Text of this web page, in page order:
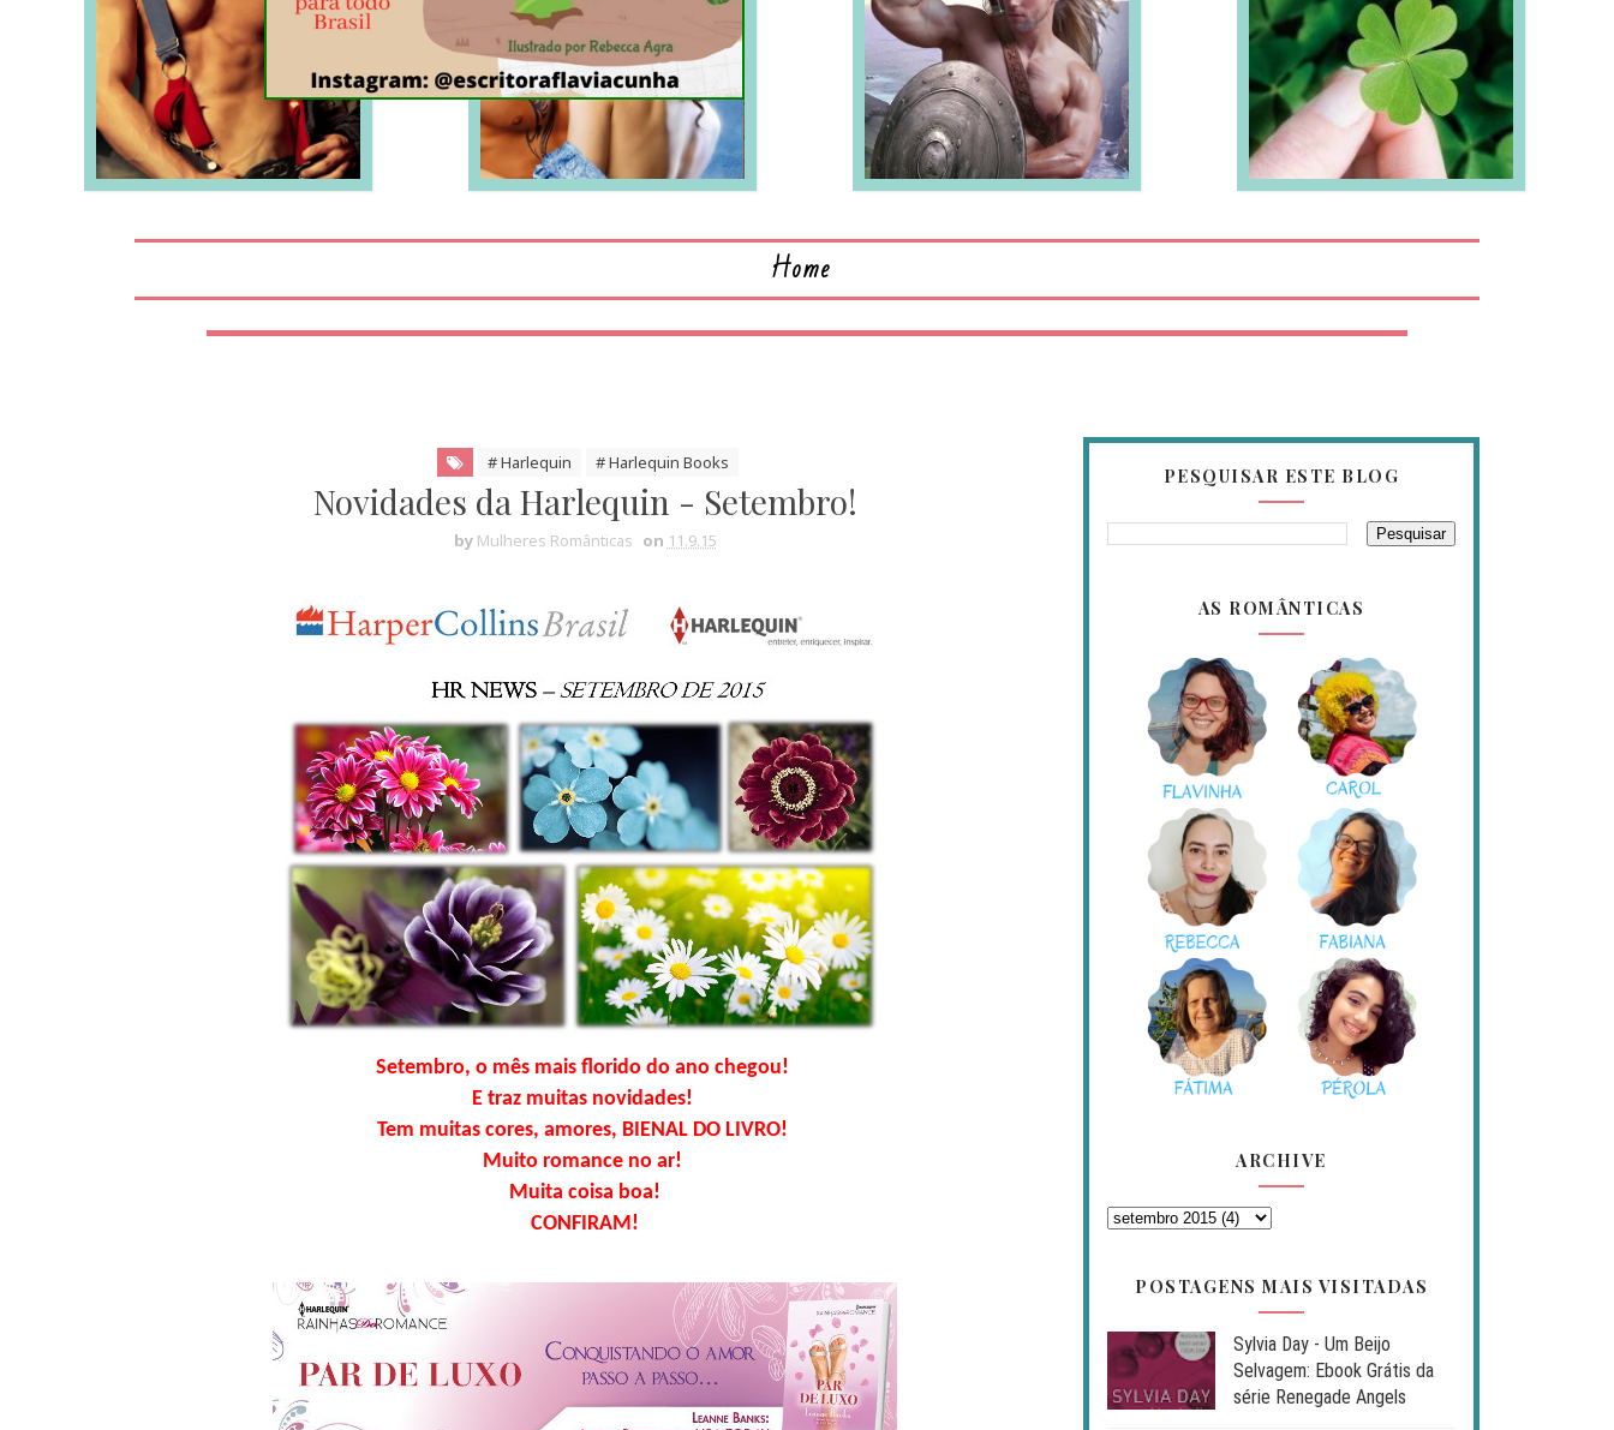
LEIA MAIS LEIA MAIS
Home
# Harlequin # Harlequin Books
Novidades da Harlequin - Setembro!
by Mulheres Românticas on 11.9.15
Setembro, o mês mais florido do ano chegou!
E traz muitas novidades!
Tem muitas cores, amores, BIENAL DO LIVRO!
Muito romance no ar!
Muita coisa boa!
CONFIRAM!
PESQUISAR ESTE BLOG
AS ROMÂNTICAS
ARCHIVE
POSTAGENS MAIS VISITADAS
Sylvia Day - Um Beijo
Selvagem: Ebook Grátis da
série Renegade Angels